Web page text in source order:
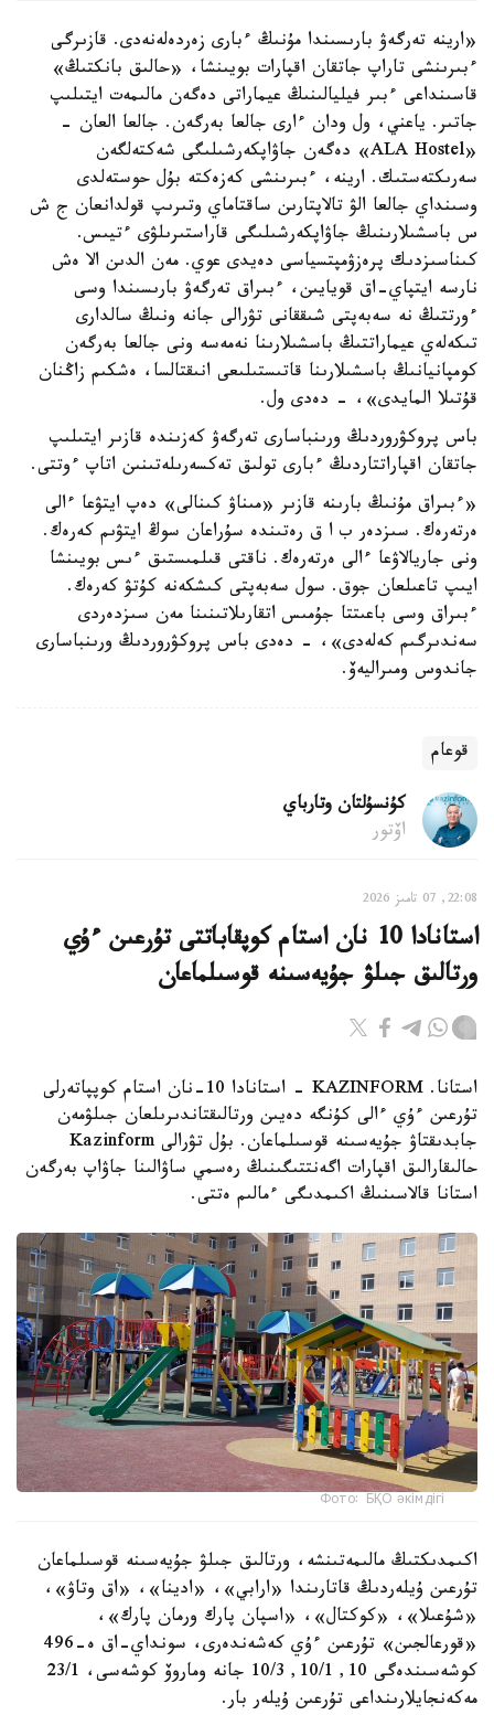
«ارينە تەرگەۋ بارىسىندا مۇنىڭ ءبارى زەردەلەنەدى. قازىرگى
ءبىرىنشى تاراپ جاتقان اقپارات بويىنشا، «حالىق بانكتىڭ»
قاسىنداعى ءبىر فيليالىنىڭ عيماراتى دەگەن مالىمەت ايتىلىپ
جاتىر. ياعني، ول ودان ءارى جالعا بەرگەن. جالعا العان -
«ALA Hostel» دەگەن جاۋاپكەرشىلىگى شەكتەلگەن
سەرىكتەستىك. ارينە، ءبىرىنشى كەزەكتە بۇل حوستەلدى
وسىنداي جالعا الۋ تالاپتارىن ساقتاماي وتىرىپ قولدانعان ج ش
س باسشىلارىنىڭ جاۋاپكەرشىلىگى قاراستىرىلۋى ءتيىس.
كىناسىزدىك پرەزۋمپتسياسى دەيدى عوي. مەن الدىن الا ەش
نارسە ايتپاي-اق قويايىن، ءبىراق تەرگەۋ بارىسىندا وسى
ءورتتىڭ نە سەبەپتى شىققانى تۋرالى جانە ونىڭ سالدارى
تىكەلەي عيماراتتىڭ باسشىلارىنا نەمەسە ونى جالعا بەرگەن
كومپانيانىڭ باسشىلارىنا قاتىستىلىعى انىقتالسا، ەشكىم زاڭنان
قۇتىلا المايدى»، - دەدى ول.
باس پروكۋروردىڭ ورىنباسارى تەرگەۋ كەزىندە قازىر ايتىلىپ
جاتقان اقپاراتتاردىڭ ءبارى تولىق تەكسەرىلەتىنىن اتاپ ءوتتى.
«ءبىراق مۇنىڭ بارىنە قازىر «مىناۋ كىنالى» دەپ ايتۋعا ءالى
ەرتەرەك. سىزدەر ب ا ق رەتىندە سۇراعان سوڭ ايتۋىم كەرەك.
ونى جاريالاۋعا ءالى ەرتەرەك. ناقتى قىلمىستىق ءىس بويىنشا
ايىپ تاعىلعان جوق. سول سەبەپتى كىشكەنە كۇتۋ كەرەك.
ءبىراق وسى باعىتتا جۇمىس اتقارىلاتىنىنا مەن سىزدەردى
سەندىرگىم كەلەدى»، - دەدى باس پروكۋروردىڭ ورىنباسارى
جاندوس ومىراليەۆ.
قوعام
كۇنسۇلتان وتارباي
اۆتور
22:08, 07 تامىز 2026
استانادا 10 نان استام كوپقاباتتى تۇرعىن ءۇي
ورتالىق جىلۋ جۇيەسىنە قوسىلماعان
استانا. KAZINFORM - استانادا 10-نان استام كوپپاتەرلى
تۇرعىن ءۇي ءالى كۇنگە دەيىن ورتالىقتاندىرىلعان جىلۋمەن
جابدىقتاۋ جۇيەسىنە قوسىلماعان. بۇل تۋرالى Kazinform
حالىقارالىق اقپارات اگەنتتىگىنىڭ رەسمي ساۋالىنا جاۋاپ بەرگەن
استانا قالاسىنىڭ اكىمدىگى ءمالىم ەتتى.
Фото: БҚО әкімдігі
اكىمدىكتىڭ مالىمەتىنشە، ورتالىق جىلۋ جۇيەسىنە قوسىلماعان
تۇرعىن ۇيلەردىڭ قاتارىندا «ارابي»، «ادينا»، «اق وتاۋ»،
«شۇعىلا»، «كوكتال»، «اسپان پارك ورمان پارك»،
«قورعالجىن» تۇرعىن ءۇي كەشەندەرى، سونداي-اق ە-496
كوشەسىندەگى 10, 10/1, 10/3 جانە وماروۆ كوشەسى، 23/1
مەكەنجايلارىنداعى تۇرعىن ۇيلەر بار.